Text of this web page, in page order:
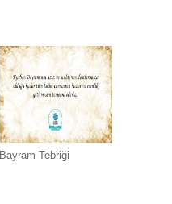
Bayram Tebriği